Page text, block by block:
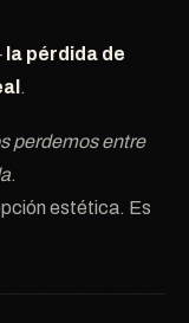
la pérdida de
.
perdemos entre
.
estética. Es